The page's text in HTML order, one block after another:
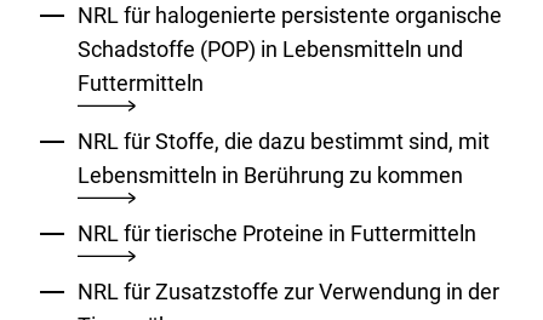
NRL für halogenierte persistente organische
Schadstoffe (POP) in Lebensmitteln und
Futtermitteln
NRL für Stoffe, die dazu bestimmt sind, mit
Lebensmitteln in Berührung zu kommen
NRL für tierische Proteine in Futtermitteln
NRL für Zusatzstoffe zur Verwendung in der